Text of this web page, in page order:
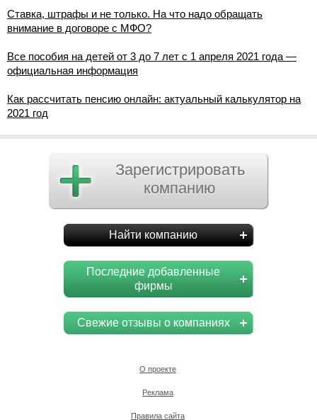
Ставка, штрафы и не только. На что надо обращать
внимание в договоре с МФО?
Все пособия на детей от 3 до 7 лет с 1 апреля 2021 года —
официальная информация
Как рассчитать пенсию онлайн: актуальный калькулятор на
2021 год
Зарегистрировать
компанию
Найти компанию
Последние добавленные
фирмы
Свежие отзывы о компаниях
О проекте
Реклама
Правила сайта